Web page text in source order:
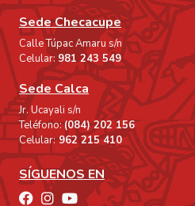
Sede Checacupe
Calle Túpac Amaru s/n
Celular: 981 243 549
Sede Calca
Jr. Ucayali s/n
Teléfono:(084) 202 156
Celular:962 215 410
SÍGUENOS EN